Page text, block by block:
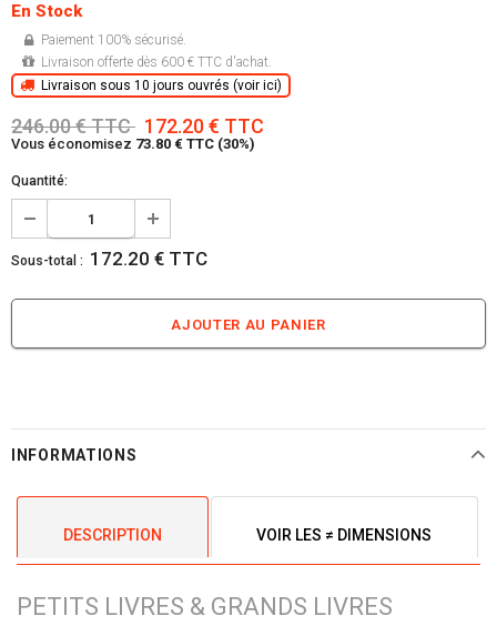
En Stock
Paiement 100% sécurisé.
Livraison offerte dès 600 € TTC d'achat.
Livraison sous 10 jours ouvrés (voir ici)
246.00 € TTC 172.20 € TTC
Vous économisez 73.80 € TTC (30%)
Quantité:
Sous-total : 172.20 € TTC
INFORMATIONS
DESCRIPTION VOIR LES ≠ DIMENSIONS
PETITS LIVRES & GRANDS LIVRES